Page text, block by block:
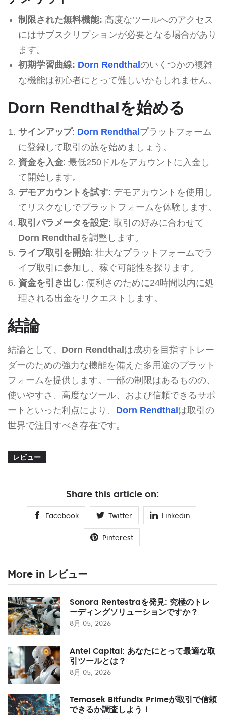
制限された無料機能: 高度なツールへのアクセス
にはサブスクリプションが必要となる場合があり
ます。
初期学習曲線: Dorn Rendthalのいくつかの複雑
な機能は初心者にとって難しいかもしれません。
Dorn Rendthalを始める
サインアップ: Dorn Rendthalプラットフォーム
に登録して取引の旅を始めましょう。
資金を入金: 最低250ドルをアカウントに入金し
て開始します。
デモアカウントを試す: デモアカウントを使用し
てリスクなしでプラットフォームを体験します。
取引パラメータを設定: 取引の好みに合わせて
Dorn Rendthalを調整します。
ライブ取引を開始: 壮大なプラットフォームでラ
イブ取引に参加し、稼ぐ可能性を探ります。
資金を引き出し: 便利さのために24時間以内に処
理される出金をリクエストします。
結論
結論として、 Dorn Rendthalは成功を目指すトレー
ダーのための強力な機能を備えた多用途のプラット
フォームを提供します。一部の制限はあるものの、
使いやすさ、高度なツール、および信頼できるサポ
ートといった利点により、 Dorn Rendthalは取引の
世界で注目すべき存在です。
レビュー
Share this article on:
Facebook Twitter Linkedin
Pinterest
More in レビュー
Sonora Rentestraを発見: 究極のトレ
ーディングソリューションですか？
8月 05, 2026
Antel Capital: あなたにとって最適な取
引ツールとは？
8月 05, 2026
Temasek Bitfundix Primeが取引で信頼
できるか調査しよう！